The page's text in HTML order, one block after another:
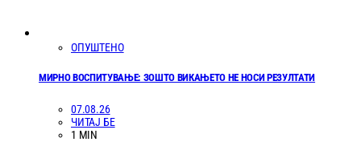
ОПУШТЕНО
МИРНО ВОСПИТУВАЊЕ: ЗОШТО ВИКАЊЕТО НЕ НОСИ РЕЗУЛТАТИ
07.08.26
ЧИТАЈ БЕ
1 MIN